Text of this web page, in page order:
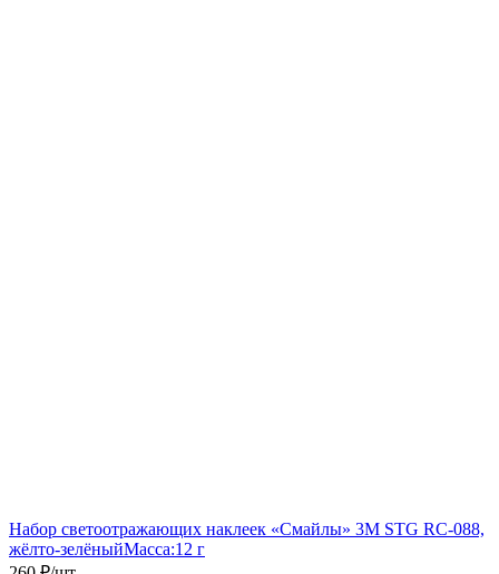
Набор светоотражающих наклеек «Смайлы» 3M STG RC-088,
жёлто-зелёныйМасса:12 г